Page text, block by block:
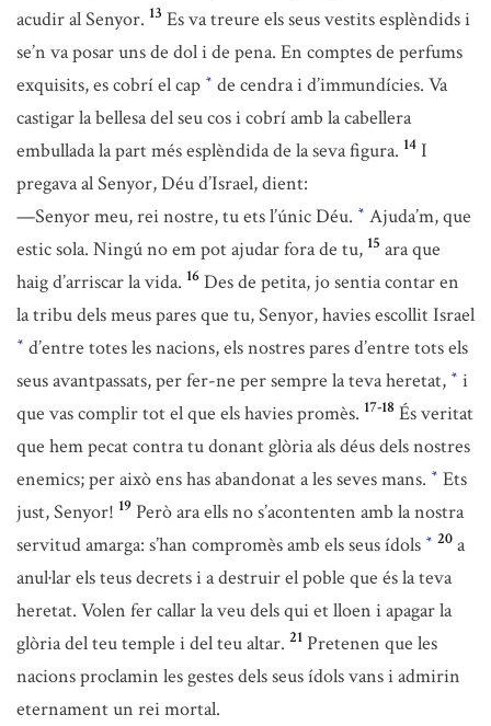
acudir al Senyor. 13 Es va treure els seus vestits esplèndids i
se’n va posar uns de dol i de pena. En comptes de perfums
exquisits, es cobrí el cap * de cendra i d’immundícies. Va
castigar la bellesa del seu cos i cobrí amb la cabellera
embullada la part més esplèndida de la seva figura. 14 I
pregava al Senyor, Déu d’Israel, dient:
—Senyor meu, rei nostre, tu ets l’únic Déu. * Ajuda’m, que
estic sola. Ningú no em pot ajudar fora de tu, 15 ara que
haig d’arriscar la vida. 16 Des de petita, jo sentia contar en
la tribu dels meus pares que tu, Senyor, havies escollit Israel
* d’entre totes les nacions, els nostres pares d’entre tots els
seus avantpassats, per fer-ne per sempre la teva heretat, * i
que vas complir tot el que els havies promès. 17-18 És veritat
que hem pecat contra tu donant glòria als déus dels nostres
enemics; per això ens has abandonat a les seves mans. * Ets
just, Senyor! 19 Però ara ells no s’acontenten amb la nostra
servitud amarga: s’han compromès amb els seus ídols * 20 a
anul·lar els teus decrets i a destruir el poble que és la teva
heretat. Volen fer callar la veu dels qui et lloen i apagar la
glòria del teu temple i del teu altar. 21 Pretenen que les
nacions proclamin les gestes dels seus ídols vans i admirin
eternament un rei mortal.